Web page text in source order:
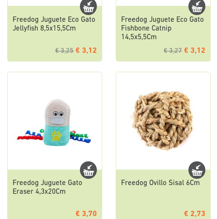
Freedog Juguete Eco Gato
Jellyfish 8,5x15,5Cm
€ 3,25 € 3,12
Freedog Juguete Eco Gato
Fishbone Catnip
14,5x5,5Cm
€ 3,27 € 3,12
Freedog Juguete Gato
Eraser 4,3x20Cm
€ 3,70
Freedog Ovillo Sisal 6Cm
€ 2,73